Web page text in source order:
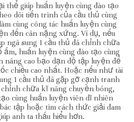
thể giúp huấn luyện cùng đào tạo
dõi tiến trình của cầu thủ cùng
cùng công tác huấn luyện cùng
đến cân nặng xứng. Ví dụ, nếu
ngã sung 1 cầu thủ đã chỉnh chữa
huấn luyện cùng đào tạo cùng
nâng cao bạo dạn độ tập luyện để
chiều cao nhất. Hoặc nếu như tài
1 cầu thủ đã gặp gỡ cạnh tranh
chữa kĩ năng chuyền bóng,
cùng huấn luyện viên dĩ nhiên
tập hoặc tìm cách thức giải đam
anh ta thấu hiểu hơn.